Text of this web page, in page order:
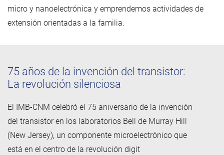
micro y nanoelectrónica y emprendemos actividades de
extensión orientadas a la familia.
75 años de la invención del transistor:
La revolución silenciosa
El IMB-CNM celebró el 75 aniversario de la invención
del transistor en los laboratorios Bell de Murray Hill
(New Jersey), un componente microelectrónico que
está en el centro de la revolución digit